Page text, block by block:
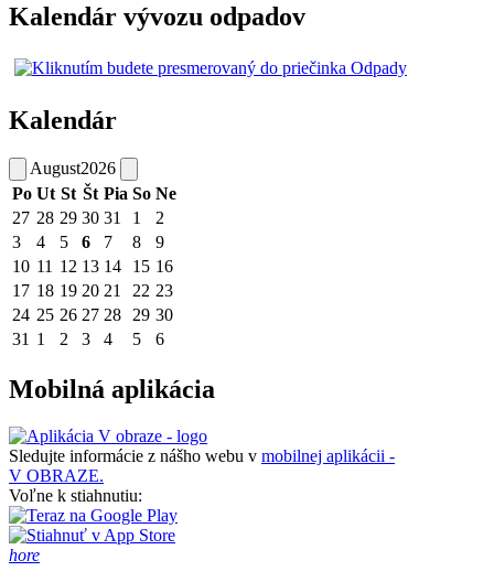
Kalendár vývozu odpadov
Kalendár
August2026
Po Ut St Št Pia So Ne
27 28 29 30 31 1
2
3
4 5 6 7 8
9
10 11 12 13 14 15 16
17 18 19 20 21 22 23
24 25 26 27 28 29 30
31 1 2 3 4 5 6
Mobilná aplikácia
Sledujte informácie z nášho webu v mobilnej aplikácii -
V OBRAZE.
Voľne k stiahnutiu:
hore